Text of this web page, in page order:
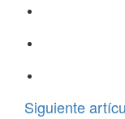
Siguiente